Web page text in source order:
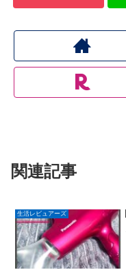
関連記事
生活レビュアーズ